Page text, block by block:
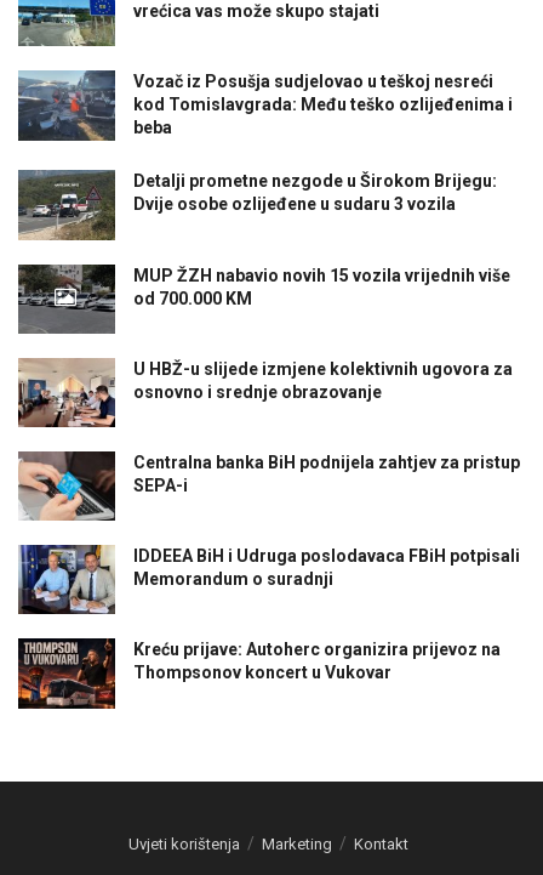
vrećica vas može skupo stajati
Vozač iz Posušja sudjelovao u teškoj nesreći
kod Tomislavgrada: Među teško ozlijeđenima i
beba
Detalji prometne nezgode u Širokom Brijegu:
Dvije osobe ozlijeđene u sudaru 3 vozila
MUP ŽZH nabavio novih 15 vozila vrijednih više
od 700.000 KM
U HBŽ-u slijede izmjene kolektivnih ugovora za
osnovno i srednje obrazovanje
Centralna banka BiH podnijela zahtjev za pristup
SEPA-i
IDDEEA BiH i Udruga poslodavaca FBiH potpisali
Memorandum o suradnji
Kreću prijave: Autoherc organizira prijevoz na
Thompsonov koncert u Vukovar
Uvjeti korištenja Marketing Kontakt